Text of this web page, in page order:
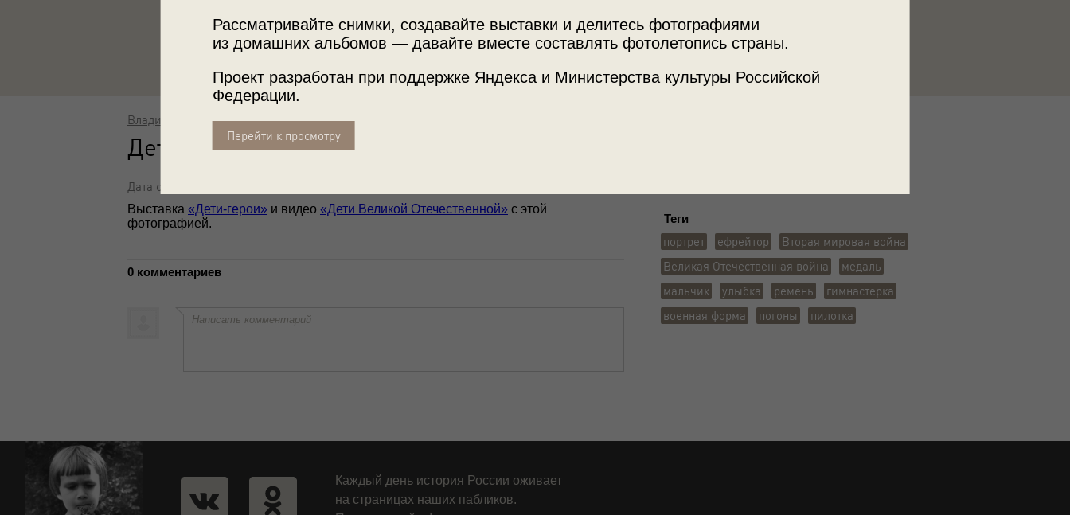
Рассматривайте снимки, создавайте выставки и делитесь фотографиями
из домашних альбомов — давайте вместе составлять фотолетопись страны.
Проект разработан при поддержке Яндекса и Министерства культуры Российской
Федерации.
Перейти к просмотру
Теги
портрет ефрейтор
Вторая мировая война
Великая Отечественная война
медаль
мальчик
улыбка ремень
гимнастерка
военная форма
погоны пилотка
Владислав Микоша
Дети на войне
Дата съемки: 1944 год
Выставка «Дети-герои» и видео «Дети Великой Отечественной» с этой
фотографией.
0 комментариев
Написать комментарий
Каждый день история России оживает
на страницах наших пабликов.